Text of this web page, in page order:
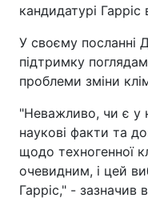
кандидатурі Гарріс
У своєму посланні
підтримку
проблеми зміни
"Неважливо, чи є у
наукові факти та
щодо техногенної
очевидним, і цей
Гарріс," - зазначив